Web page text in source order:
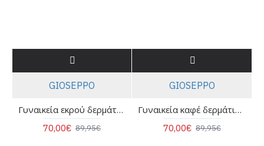
GIOSEPPO
Γυναικεία εκρού δερμάτινη μπαλαρίνα slingback - Gioseppo Muhuro 79000
70,00€ 89,95€
GIOSEPPO
Γυναικεία καφέ δερμάτινη μπαλαρίνα slingback - Gioseppo Muhuro 79000
70,00€ 89,95€